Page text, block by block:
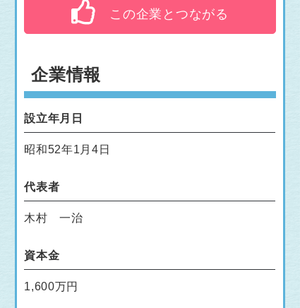
この企業とつながる
企業情報
設立年月日
昭和52年1月4日
代表者
木村 一治
資本金
1,600万円